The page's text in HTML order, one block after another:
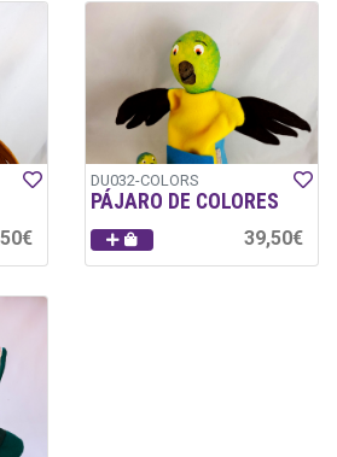
DU032-COLORS
PÁJARO DE COLORES
39,50€